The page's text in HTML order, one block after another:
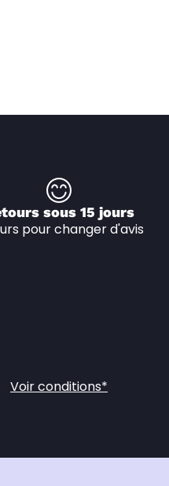
sous 15 jours
pour changer d'avis
Voir conditions*